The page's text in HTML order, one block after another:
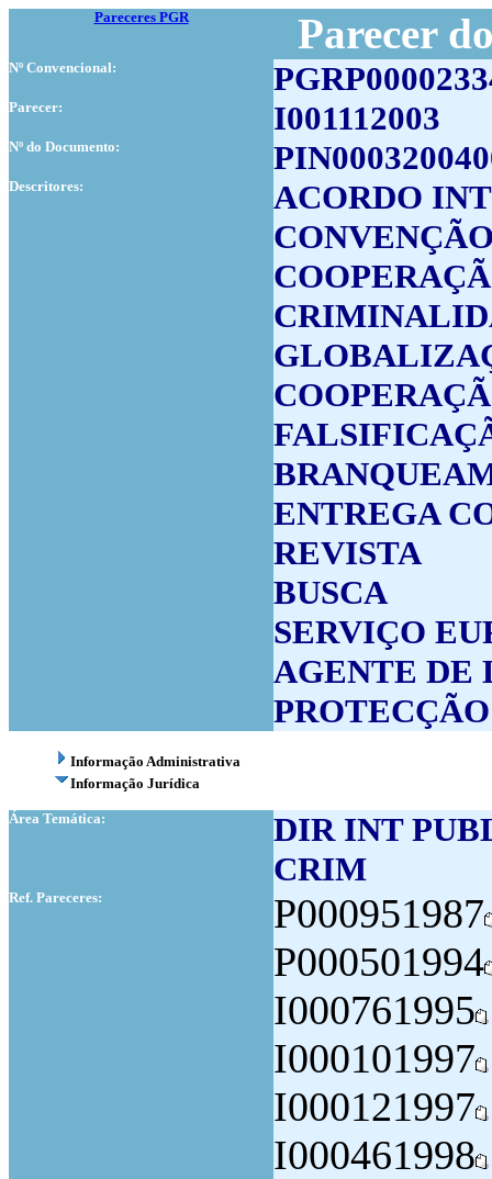
Pareceres PGR Parecer
Nº Convencional:
Parecer: I001112003
Nº do Documento:
Descritores:
ACORDO
ENTREGA
REVISTA
BUSCA
SERVIÇO
AGENTE DE
Informação Administrativa
Informação Jurídica
Área Temática:
DIR INT
CRIM
Ref. Pareceres:
P000951987
P000501994
I000761995
I000101997
I000121997
I000461998